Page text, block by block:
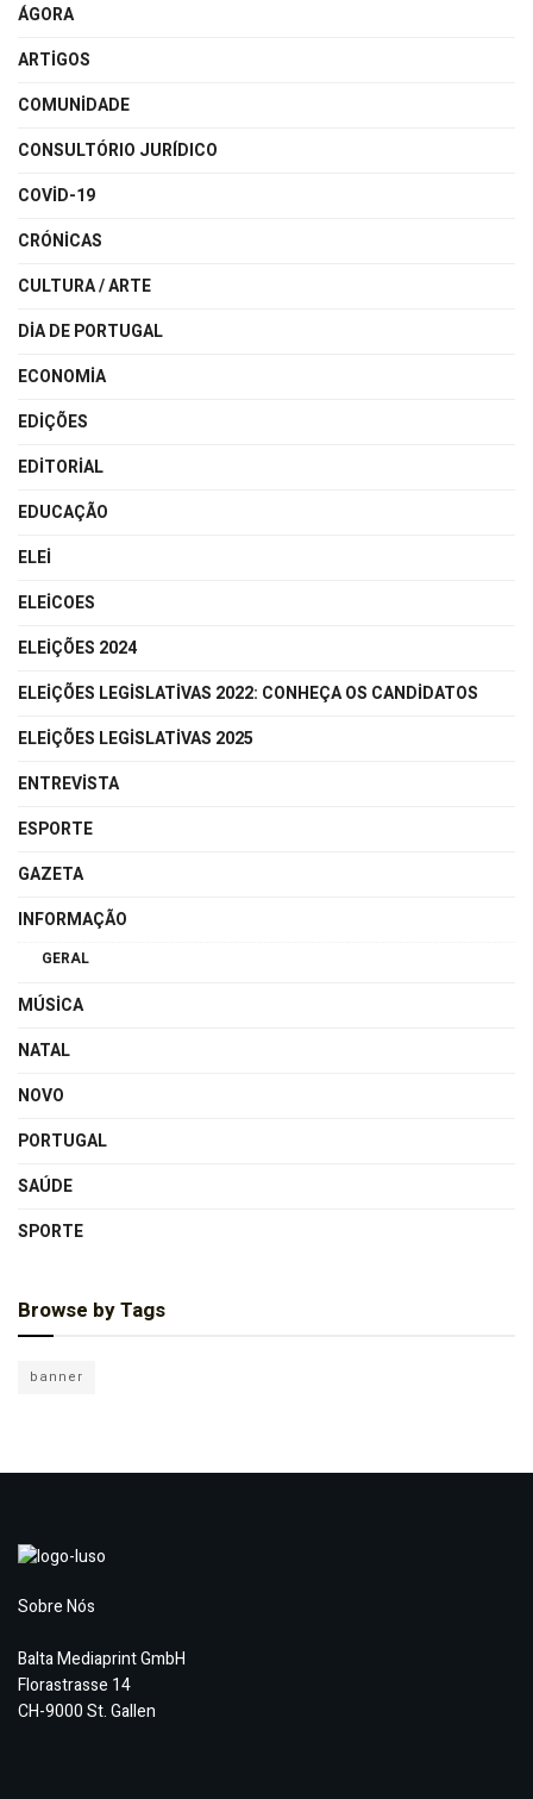
ÁGORA
ARTIGOS
COMUNIDADE
CONSULTÓRIO JURÍDICO
COVID-19
CRÓNICAS
CULTURA / ARTE
DIA DE PORTUGAL
ECONOMIA
EDIÇÕES
EDITORIAL
EDUCAÇÃO
ELEI
ELEICOES
ELEIÇÕES 2024
ELEIÇÕES LEGISLATIVAS 2022: CONHEÇA OS CANDIDATOS
ELEIÇÕES LEGISLATIVAS 2025
ENTREVISTA
ESPORTE
GAZETA
INFORMAÇÃO
GERAL
MÚSICA
NATAL
NOVO
PORTUGAL
SAÚDE
SPORTE
Browse by Tags
banner
Sobre Nós
Balta Mediaprint GmbH
Florastrasse 14
CH-9000 St. Gallen